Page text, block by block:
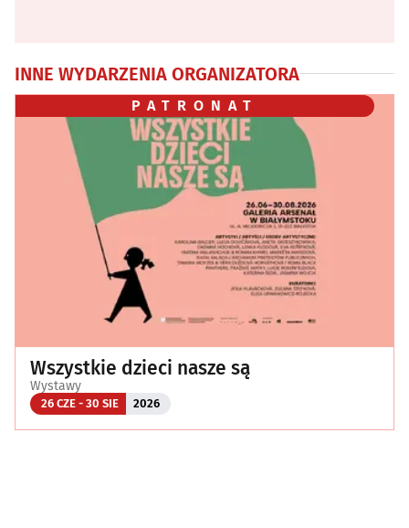
INNE WYDARZENIA ORGANIZATORA
PATRONAT
Wszystkie dzieci nasze są
Wystawy
26 CZE - 30 SIE 2026